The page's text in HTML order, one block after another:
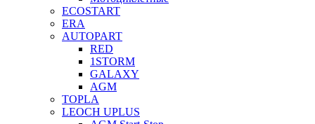
ECOSTART
ERA
AUTOPART
RED
1STORM
GALAXY
AGM
TOPLA
LEOCH UPLUS